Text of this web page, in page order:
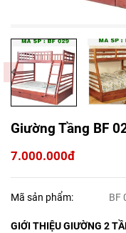
Giường Tầng BF
7.000.000đ
Mã sản phẩm: BF
GIỚI THIỆU GIƯỜNG 2